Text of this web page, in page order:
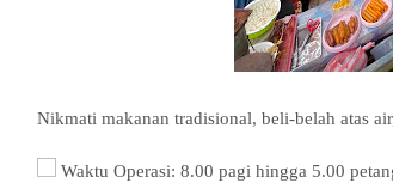
Nikmati makanan tradisional, beli-belah atas
Waktu Operasi: 8.00 pagi hingga 5.00